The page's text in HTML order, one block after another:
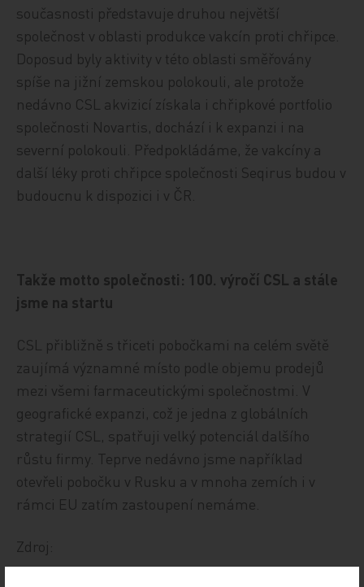
současnosti představuje druhou největší
společnost v oblasti produkce vakcín proti chřipce.
Doposud byly aktivity v této oblasti směřovány
spíše na jižní zemskou polokouli, ale protože
nedávno CSL akvizicí získala i chřipkové portfolio
společnosti Novartis, dochází i k expanzi i na
severní polokouli. Předpokládáme, že vakcíny a
další léky proti chřipce společnosti Seqirus budou v
budoucnu k dispozici i v ČR.
Takže motto společnosti: 100. výročí CSL a stále
jsme na startu
CSL přibližně s třiceti pobočkami na celém světě
zaujímá významné místo podle objemu prodejů
mezi všemi farmaceutickými společnostmi. V
geografické expanzi, což je jedna z globálních
strategií CSL, spatřuji velký potenciál dalšího
růstu firmy. Teprve nedávno jsme například
otevřeli pobočku v Rusku a v mnoha zemích i v
rámci EU zatím zastoupení nemáme.
Zdroj: